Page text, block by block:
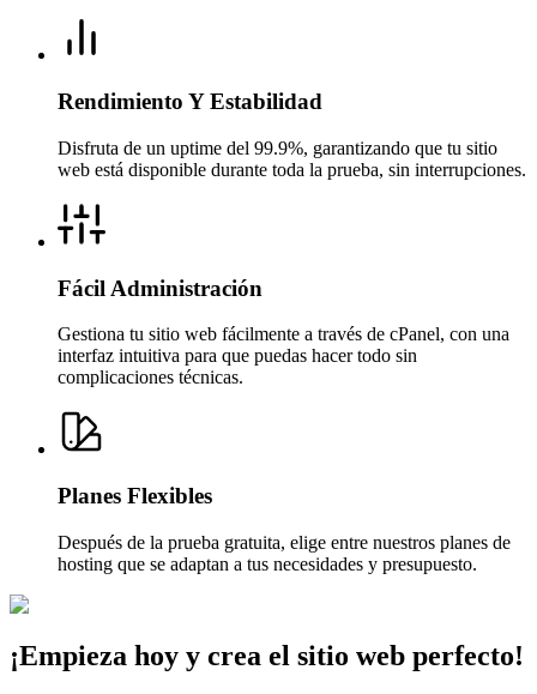
Rendimiento Y Estabilidad
Disfruta de un uptime del 99.9%, garantizando que tu sitio
web está disponible durante toda la prueba, sin interrupciones.
Fácil Administración
Gestiona tu sitio web fácilmente a través de cPanel, con una
interfaz intuitiva para que puedas hacer todo sin
complicaciones técnicas.
Planes Flexibles
Después de la prueba gratuita, elige entre nuestros planes de
hosting que se adaptan a tus necesidades y presupuesto.
¡Empieza hoy y crea el sitio web perfecto!